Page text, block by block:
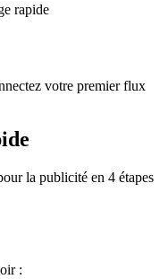
rapide
votre premier flux
la publicité en 4 étapes
: